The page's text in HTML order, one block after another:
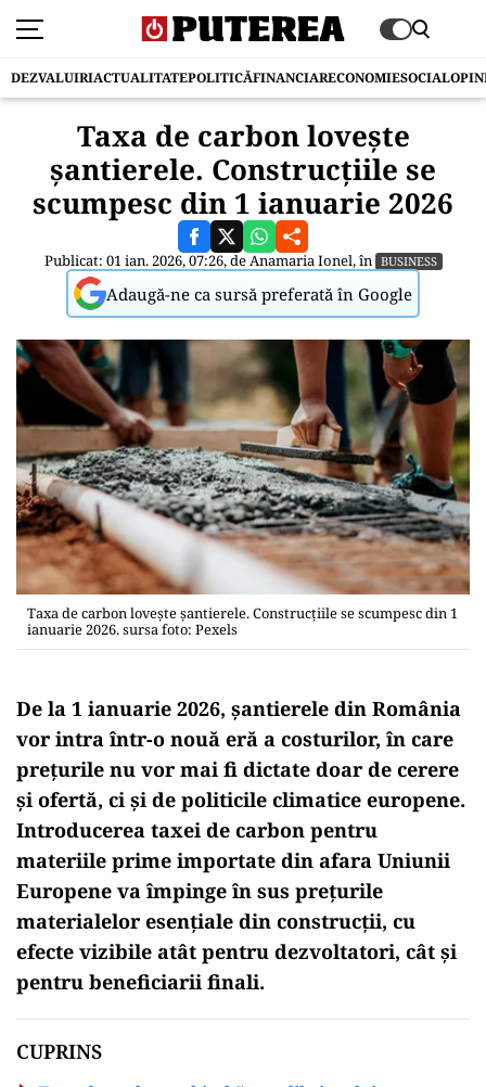
DEZVALUIRIACTUALITATEPOLITICĂFINANCIARECONOMIESOCIAL
Taxa de carbon lovește
șantierele. Construcțiile se
scumpesc din 1 ianuarie 2026
Publicat: 01 ian. 2026, 07:26, deAnamaria Ionel, în BUSINESS
Adaugă-ne ca sursă preferată în Google
Taxa de carbon lovește șantierele. Construcțiile se scumpesc din 1
ianuarie 2026. sursa foto: Pexels
De la 1 ianuarie 2026, șantierele din România
vor intra într-o nouă eră a costurilor, în care
prețurile nu vor mai fi dictate doar de cerere
și ofertă, ci și de politicile climatice europene.
Introducerea taxei de carbon pentru
materiile prime importate din afara Uniunii
Europene va împinge în sus prețurile
materialelor esențiale din construcții, cu
efecte vizibile atât pentru dezvoltatori, cât și
pentru beneficiarii finali.
CUPRINS